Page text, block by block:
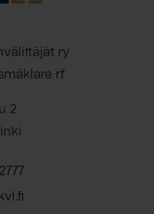
ry
rf
2